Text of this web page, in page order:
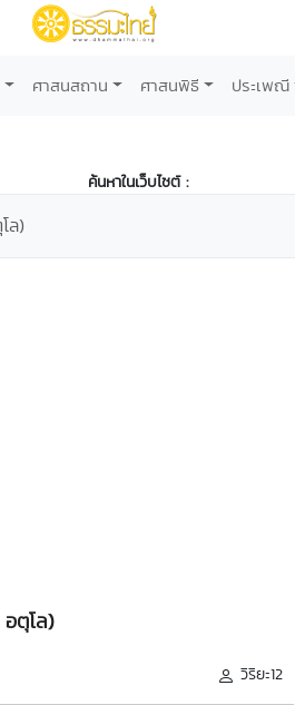
ศาสนสถาน ศาสนพิธี ประเพณี
ค้นหาในเว็บไซต์ :
ล)
อตุโล)
วิริยะ12